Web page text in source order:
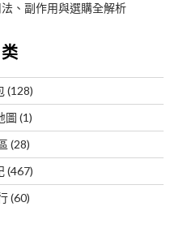
、副作用與選購全解析
(128)
圖 (1)
(28)
(467)
(60)